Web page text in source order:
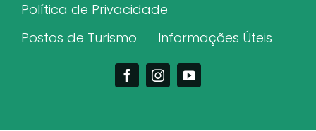
Política de Privacidade
Postos de Turismo
Informações Úteis